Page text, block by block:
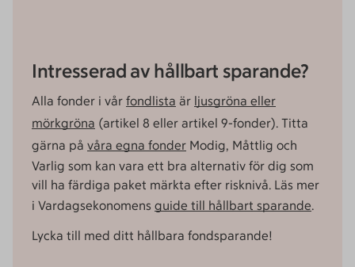
Intresserad av hållbart sparande?
Alla fonder i vår fondlista är ljusgröna eller
mörkgröna (artikel 8 eller artikel 9-fonder). Titta
gärna på våra egna fonder Modig, Måttlig och
Varlig som kan vara ett bra alternativ för dig som
vill ha färdiga paket märkta efter risknivå. Läs mer
i Vardagsekonomens guide till hållbart sparande.
Lycka till med ditt hållbara fondsparande!